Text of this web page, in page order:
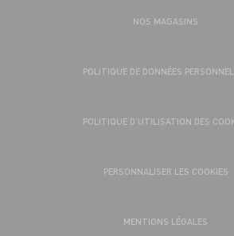
NOS MAGASINS
POLITIQUE DE DONNÉES
POLITIQUE D’UTILISATION DES
PERSONNALISER LES COOKIES
MENTIONS LÉGALES